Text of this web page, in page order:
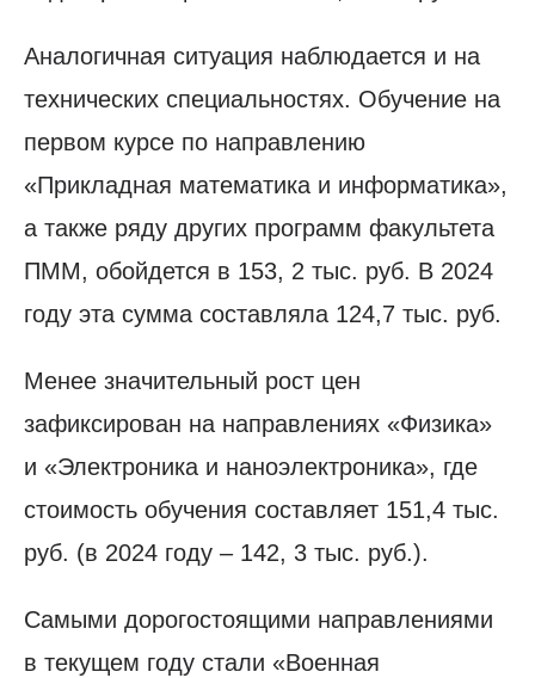
Аналогичная ситуация наблюдается и на
технических специальностях. Обучение на
первом курсе по направлению
«Прикладная математика и информатика»,
а также ряду других программ факультета
ПММ, обойдется в 153, 2 тыс. руб. В 2024
году эта сумма составляла 124,7 тыс. руб.
Менее значительный рост цен
зафиксирован на направлениях «Физика»
и «Электроника и наноэлектроника», где
стоимость обучения составляет 151,4 тыс.
руб. (в 2024 году – 142, 3 тыс. руб.).
Самыми дорогостоящими направлениями
в текущем году стали «Военная